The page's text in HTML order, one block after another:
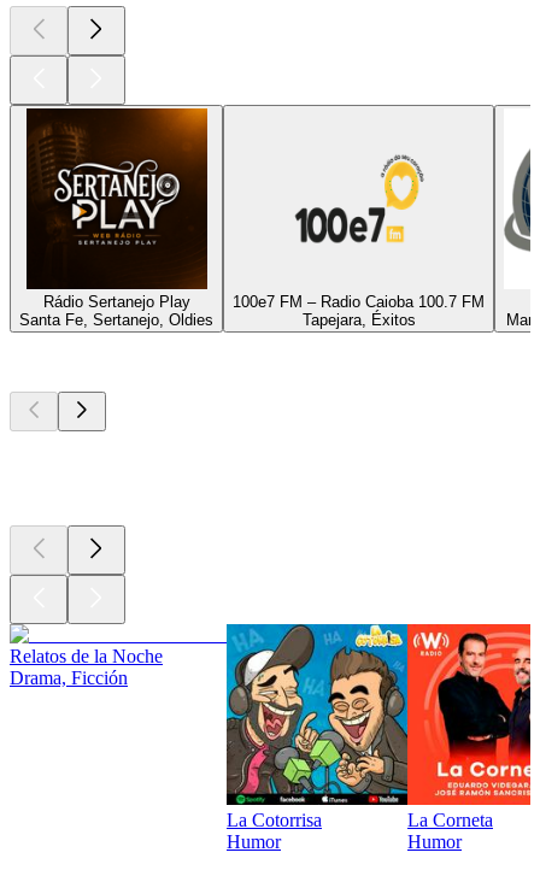
Rádio Sertanejo Play
Santa Fe, Sertanejo, Oldies
100e7 FM – Radio Caioba 100.7 FM
Tapejara, Éxitos
Relatos de la Noche
Drama, Ficción
La Cotorrisa
Humor
La Corneta
Humor